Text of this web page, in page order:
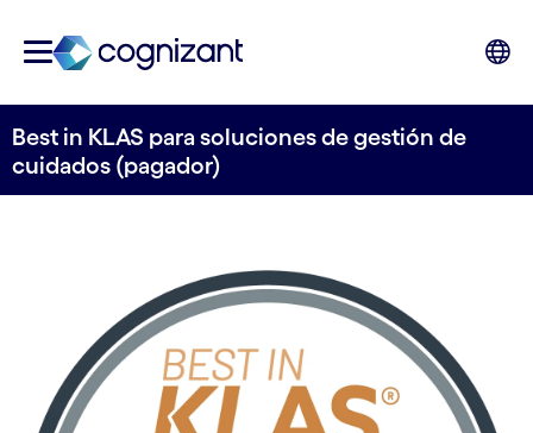
Best in KLAS para soluciones de gestión de
cuidados (pagador)